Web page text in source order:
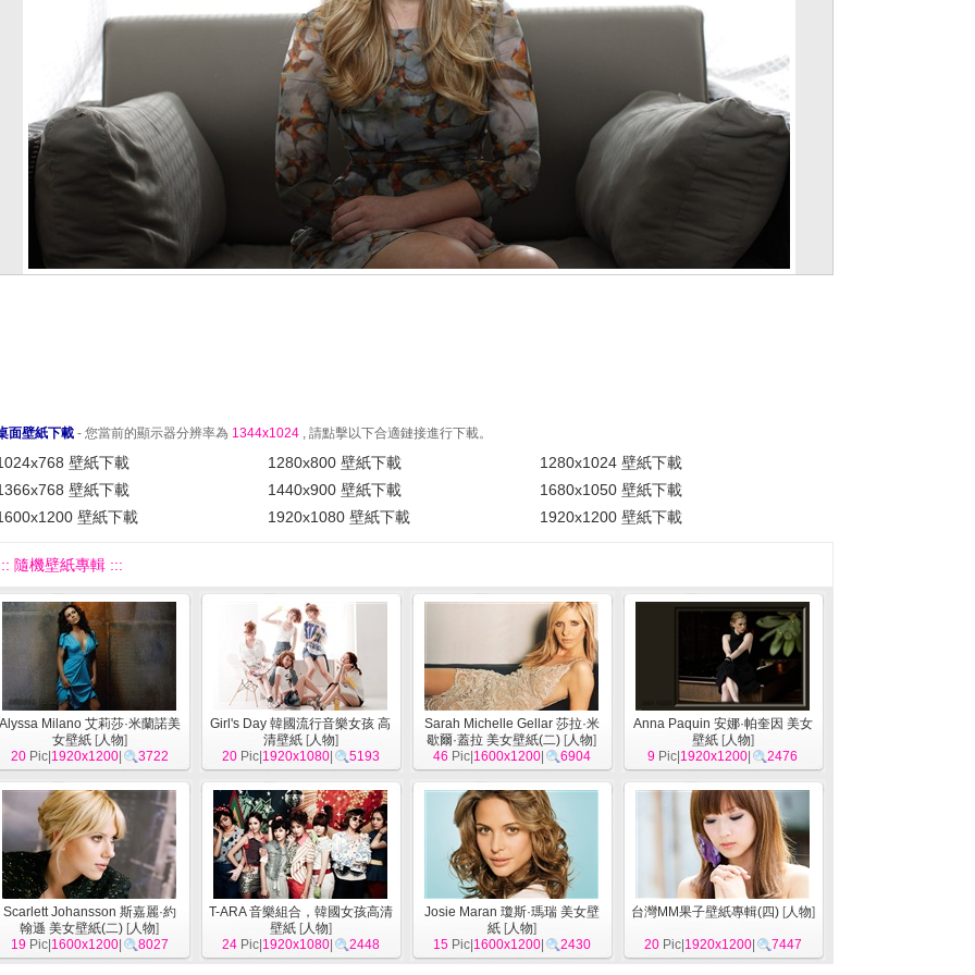
面壁紙下載 - 您當前的顯示器分辨率為 1344x1024 , 請點擊以下合適鏈接進行下載。
壁紙下載 1280x800 壁紙下載
1280x1024 壁紙下載
壁紙下載
1440x900 壁紙下載
1680x1050 壁紙下載
壁紙下載
1920x1080 壁紙下載 1920x1200 壁紙下載
隨機壁紙專輯 :::
Alyssa Milano 艾莉莎·米蘭諾美
女壁紙[人物]
20Pic| 1920x1200| 3722
Girl's Day 韓國流行音樂女孩 高
清壁紙[人物]
20Pic| 1920x1080| 5193
Sarah Michelle Gellar 莎拉·米
歇爾·蓋拉 美女壁紙(二) [人物]
46 Pic| 1600x1200| 6904
Anna Paquin 安娜·帕奎因 美女
壁紙[人物]
9 Pic| 1920x1200 2476
Scarlett Johansson 斯嘉麗·約
翰遜 美女壁紙(二) [人物]
19Pic| 1600x1200| 8027
T-ARA 音樂組合，韓國女孩高清
壁紙[人物]
24Pic| 1920x1080| 2448
Josie Maran 瓊斯·瑪瑞 美女壁
紙[人物]
15Pic| 1600x1200| 2430
台灣MM果子壁紙專輯(四)[人物]
20Pic| 1920x1200| 7447